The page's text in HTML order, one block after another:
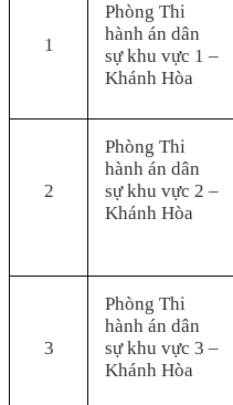
1
Phòng Thi
hành án dân
sự khu vực 1 –
Khánh Hòa
2
Phòng Thi
hành án dân
sự khu vực 2 –
Khánh Hòa
3
Phòng Thi
hành án dân
sự khu vực 3 –
Khánh Hòa